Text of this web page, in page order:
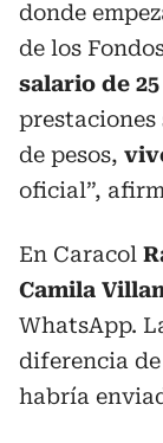
donde
de los
salario de
prestaciones
de pesos,
oficial”,
En Caracol
Camila
WhatsApp.
diferencia
habría